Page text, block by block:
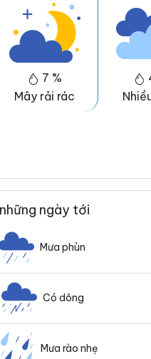
7 %
Mây rải rác
ngày tới
Mưa phùn
Có dông
Mưa rào nhẹ